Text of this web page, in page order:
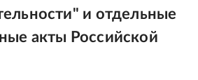
и отдельные
акты Российской